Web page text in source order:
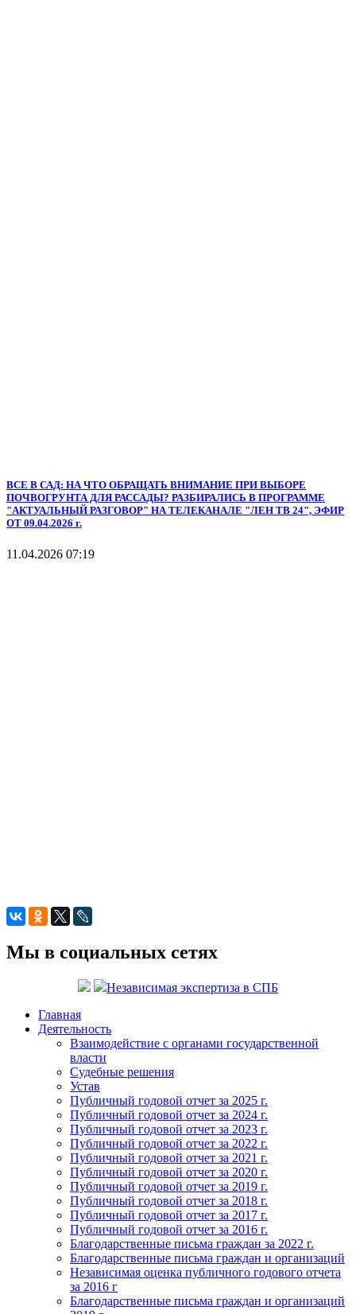
ВСЕ В САД: НА ЧТО ОБРАЩАТЬ ВНИМАНИЕ ПРИ ВЫБОРЕ
ПОЧВОГРУНТА ДЛЯ РАССАДЫ? РАЗБИРАЛИСЬ В ПРОГРАММЕ
"АКТУАЛЬНЫЙ РАЗГОВОР" НА ТЕЛЕКАНАЛЕ "ЛЕН ТВ 24", ЭФИР
ОТ 09.04.2026 г.
11.04.2026 07:19
Мы в социальных сетях
Независимая экспертиза в СПБ
Главная
Деятельность
Взаимодействие с органами государственной
власти
Судебные решения
Устав
Публичный годовой отчет за 2025 г.
Публичный годовой отчет за 2024 г.
Публичный годовой отчет за 2023 г.
Публичный годовой отчет за 2022 г.
Публичный годовой отчет за 2021 г.
Публичный годовой отчет за 2020 г.
Публичный годовой отчет за 2019 г.
Публичный годовой отчет за 2018 г.
Публичный годовой отчет за 2017 г.
Публичный годовой отчет за 2016 г.
Благодарственные письма граждан за 2022 г.
Благодарственные письма граждан и организаций
Независимая оценка публичного годового отчета
за 2016 г
Благодарственные письма граждан и организаций